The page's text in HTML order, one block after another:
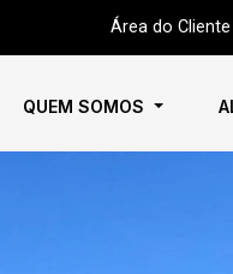
Área do Cliente
QUEM SOMOS